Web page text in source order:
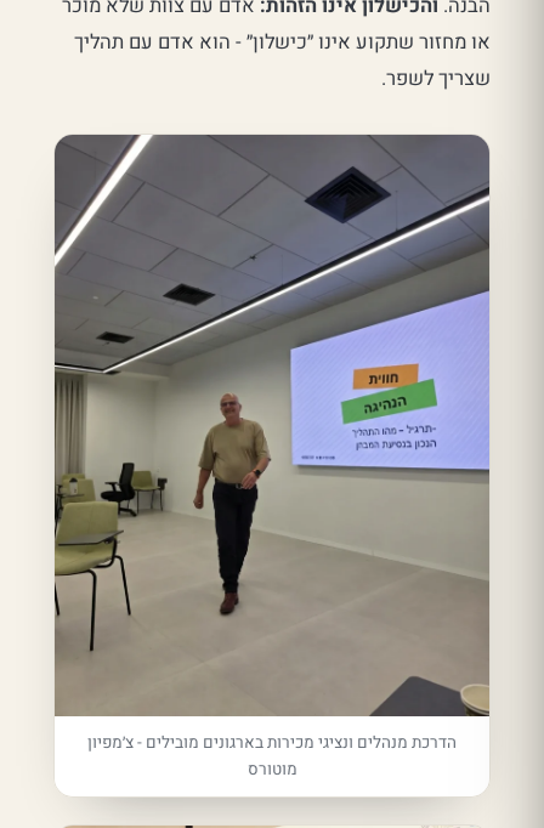
או מחזור שתקוע אינו ״כישלון״ - הוא אדם עם תהליך
שצריך לשפר.
הדרכת מנהלים ונציגי מכירות בארגונים מובילים - צ׳מפיון